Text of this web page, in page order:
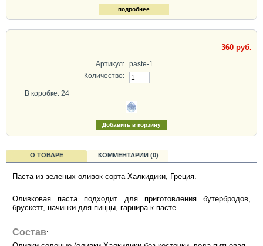
подробнее
360 руб.
Артикул: paste-1
Количество:
В коробке: 24
О ТОВАРЕ КОММЕНТАРИИ (0)
Паста из зеленых оливок сорта Халкидики, Греция.
Оливковая паста подходит для приготовления бутербродов,
брускетт, начинки для пиццы, гарнира к пасте.
Состав: